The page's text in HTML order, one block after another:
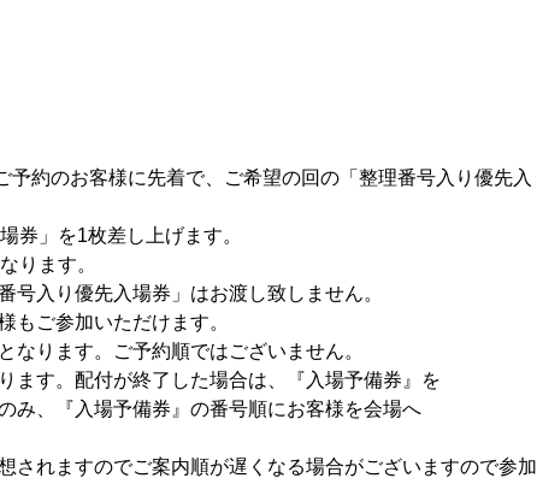
約のお客様に先着で、ご希望の回の「整理番号入り優先入
券」を1枚差し上げます。
ります。
号入り優先入場券」はお渡し致しません。
もご参加いただけます。
なります。ご予約順ではございません。
ます。配付が終了した場合は、『入場予備券』を
み、『入場予備券』の番号順にお客様を会場へ
されますのでご案内順が遅くなる場合がございますので参加